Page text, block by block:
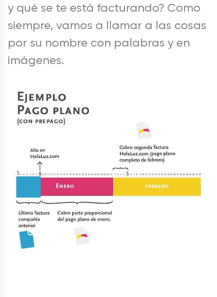
y qué se te está facturando? Como
siempre, vamos a llamar a las cosas
por su nombre con palabras y en
imágenes.